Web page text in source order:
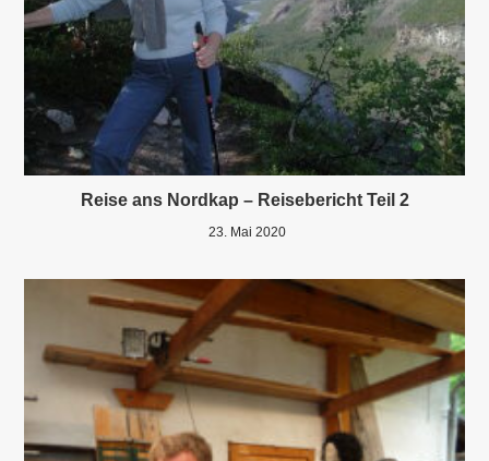
Reise ans Nordkap – Reisebericht Teil 2
23. Mai 2020